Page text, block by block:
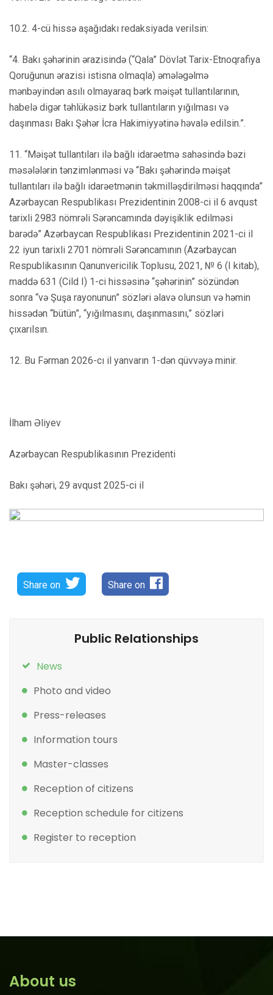
10.2. 4-cü hissə aşağıdakı redaksiyada verilsin:
“4. Bakı şəhərinin ərazisində (“Qala” Dövlət Tarix-Etnoqrafiya
Qoruğunun ərazisi istisna olmaqla) əmələgəlmə
mənbəyindən asılı olmayaraq bərk məişət tullantılarının,
habelə digər təhlükəsiz bərk tullantıların yığılması və
daşınması Bakı Şəhər İcra Hakimiyyətinə həvalə edilsin.”.
11. “Məişət tullantıları ilə bağlı idarəetmə sahəsində bəzi
məsələlərin tənzimlənməsi və “Bakı şəhərində məişət
tullantıları ilə bağlı idarəetmənin təkmilləşdirilməsi haqqında”
Azərbaycan Respublikası Prezidentinin 2008-ci il 6 avqust
tarixli 2983 nömrəli Sərəncamında dəyişiklik edilməsi
barədə” Azərbaycan Respublikası Prezidentinin 2021-ci il
22 iyun tarixli 2701 nömrəli Sərəncamının (Azərbaycan
Respublikasının Qanunvericilik Toplusu, 2021, № 6 (I kitab),
maddə 631 (Cild I) 1-ci hissəsinə “şəhərinin” sözündən
sonra “və Şuşa rayonunun” sözləri əlavə olunsun və həmin
hissədən “bütün”, “yığılmasını, daşınmasını,” sözləri
çıxarılsın.
12. Bu Fərman 2026-cı il yanvarın 1-dən qüvvəyə minir.
İlham Əliyev
Azərbaycan Respublikasının Prezidenti
Bakı şəhəri, 29 avqust 2025-ci il
Share on Share on
Public Relationships
News
Photo and video
Press-releases
Information tours
Master-classes
Reception of citizens
Reception schedule for citizens
Register to reception
About us